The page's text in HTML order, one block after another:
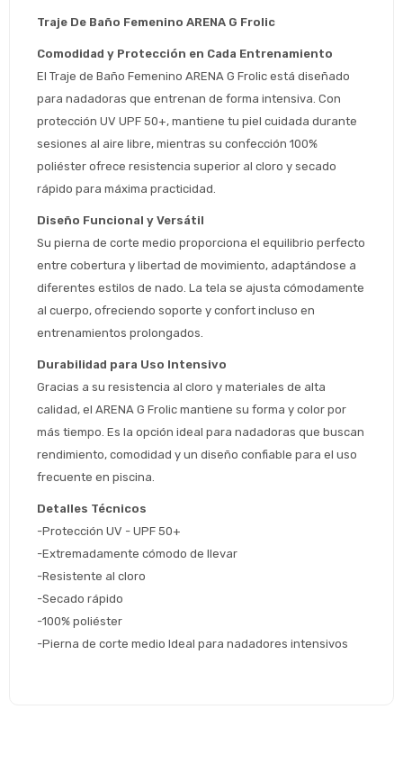
Traje De Baño Femenino ARENA G Frolic
Comodidad y Protección en Cada Entrenamiento
El Traje de Baño Femenino ARENA G Frolic está diseñado
para nadadoras que entrenan de forma intensiva. Con
protección UV UPF 50+, mantiene tu piel cuidada durante
sesiones al aire libre, mientras su confección 100%
poliéster ofrece resistencia superior al cloro y secado
rápido para máxima practicidad.
Diseño Funcional y Versátil
Su pierna de corte medio proporciona el equilibrio perfecto
entre cobertura y libertad de movimiento, adaptándose a
diferentes estilos de nado. La tela se ajusta cómodamente
al cuerpo, ofreciendo soporte y confort incluso en
entrenamientos prolongados.
Durabilidad para Uso Intensivo
Gracias a su resistencia al cloro y materiales de alta
calidad, el ARENA G Frolic mantiene su forma y color por
más tiempo. Es la opción ideal para nadadoras que buscan
rendimiento, comodidad y un diseño confiable para el uso
frecuente en piscina.
Detalles Técnicos
-Protección UV - UPF 50+
-Extremadamente cómodo de llevar
-Resistente al cloro
-Secado rápido
-100% poliéster
-Pierna de corte medio Ideal para nadadores intensivos
Comprá ahora y Pagá
Después, hasta en 12
cuotas y sin tocar tu
tarjeta de crédito
Día Mes
Estás calificado para comprar usando Pago
Después.
¡Tenés hasta
para comprar en las cuotas
Seleccioná Pago Después como metodo
de pago
Ups!
Parece que no tenes oferta, lamentamos
el inconveniente, por cualquier duda
preguntas@pagodespues.com.uy
¡Algo salió mal!
Por favor intenta nuevamente mas tarde.